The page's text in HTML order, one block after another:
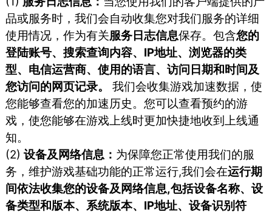
品或服务时，我们会⾃动收集您对我们服务的详细
使⽤情况，作为有关服务⽇志信息保存。包含您的
登陆账号、搜索查询内容、IP地址、浏览器的类
型、电信运营商、使⽤的语⾔、访问⽇期和时间及
您访问的⽹⻚记录。
我们会收集游戏加速数据，使
您能够查看您的加速历史。您可以查看预约的游
戏，使您能够在游戏上线时更加快捷地收到上线通
知。
(2)设备及网络信息： 为保障您正常使用我们的服
务，维护游戏基础功能的正常运行,我们会在运行期
间依法收集您的设备及网络信息,包括设备名称、设
备类型和版本、系统版本、IP地址、设备识别符